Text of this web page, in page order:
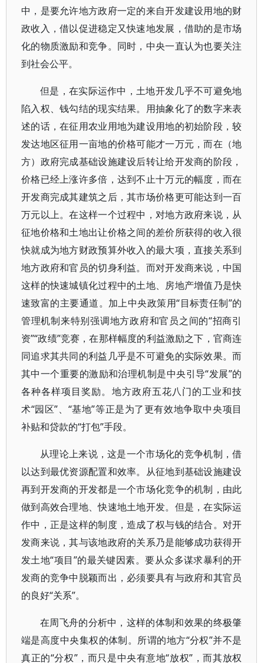
中，是要允许地方政府一定的来自开发建设用地的财
政收入，借以促进稳定又快速地发展，借助的是市场
化的物质激励和竞争。同时，中央一直认为也要关注
到社会公平。
但是，在实际运作中，土地开发几乎不可避免地
陷入权、钱勾结的现实结果。用抽象化了的数字来表
述的话，在征用农业用地为建设用地的初始阶段，较
发达地区征用一亩地的价格可能才一万元，而在（地
方）政府完成基础设施建设后转让给开发商的阶段，
价格已经上涨许多倍，达到不止十万元的幅度，而在
开发商完成其建筑之后，其市场价格更可能达到一百
万元以上。在这样一个过程中，对地方政府来说，从
征地价格和土地出让价格之间的差价所获得的收入很
快就成为地方财政预算外收入的最大项，直接关系到
地方政府和官员的切身利益。而对开发商来说，中国
这样的快速城镇化过程中的土地、房地产增值乃是快
速致富的主要通道。加上中央政策用“目标责任制”的
管理机制来特别强调地方政府和官员之间的“招商引
资”“政绩”竞赛，在那样幅度的利益激励之下，官商连
同追求其共同的利益几乎是不可避免的实际效果。而
其中一个重要的激励和治理机制是中央引导“发展”的
各种各样项目奖励。地方政府五花八门的工业和技
术“园区”、“基地”等正是为了更有效地争取中央项目
补贴和贷款的“打包”手段。
从理论上来说，这是一个市场化的竞争机制，借
以达到最优资源配置和效率。从征地到基础设施建设
再到开发商的开发都是一个市场化竞争的机制，由此
做到高效合理地、快速地土地开发。但是，在实际运
作中，正是这样的制度，造成了权与钱的结合。对开
发商来说，其与该地政府的关系乃是能够成功获得开
发土地“项目”的最关键因素。要从众多谋求暴利的开
发商的竞争中脱颖而出，必须要具有与政府和其官员
的良好“关系”。
在周飞舟的分析中，这样的体制和效果的终极肇
端是高度中央集权的体制。所谓的地方“分权”并不是
真正的“分权”，而只是中央有意地“放权”，而其放权